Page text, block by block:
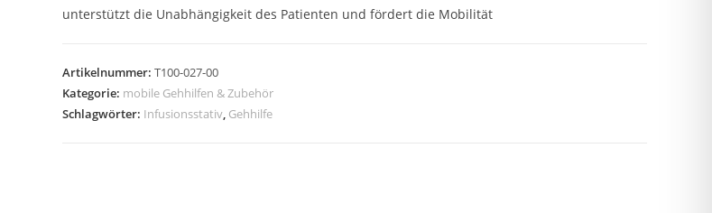
unterstützt die Unabhängigkeit des Patienten und fördert die Mobilität
Artikelnummer: T100-027-00
Kategorie: mobile Gehhilfen & Zubehör
Schlagwörter: Infusionsstativ, Gehhilfe